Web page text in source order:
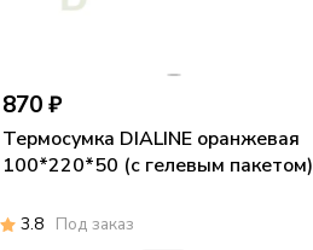
870 ₽
Термосумка DIALINE оранжевая
100*220*50 (с гелевым пакетом)
3.8 Под заказ